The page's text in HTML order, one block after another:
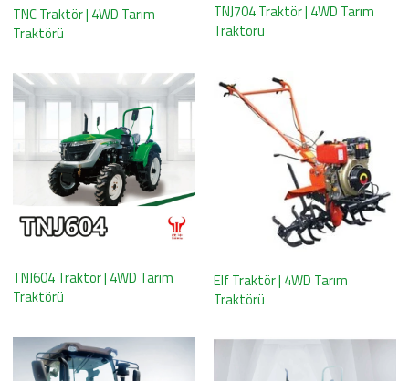
TNC Traktör | 4WD Tarım
Traktörü
TNJ704 Traktör | 4WD Tarım
Traktörü
TNJ604 Traktör | 4WD Tarım
Traktörü
Elf Traktör | 4WD Tarım
Traktörü